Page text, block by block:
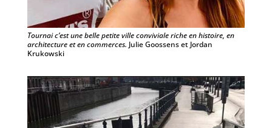
Tournai c’est une belle petite ville conviviale riche en histoire, en
architecture et en commerces. Julie Goossens et Jordan
Krukowski